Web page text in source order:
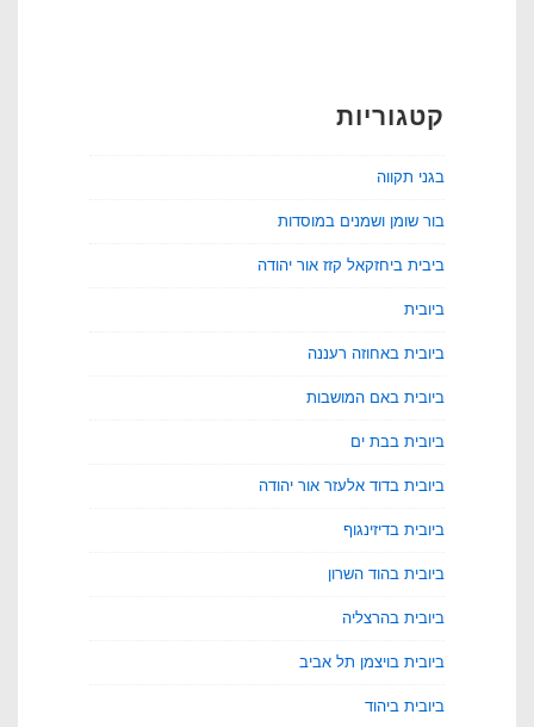
קטגוריות
בגני תקווה
בור שומן ושמנים במוסדות
ביבית ביחזקאל קזז אור יהודה
ביובית
ביובית באחוזה רעננה
ביובית באם המושבות
ביובית בבת ים
ביובית בדוד אלעזר אור יהודה
ביובית בדיזינגוף
ביובית בהוד השרון
ביובית בהרצליה
ביובית בויצמן תל אביב
ביובית ביהוד